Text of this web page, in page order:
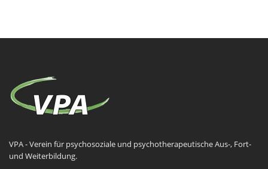
VPA - Verein für psychosoziale und psychotherapeutische Aus-, Fort-
und Weiterbildung.